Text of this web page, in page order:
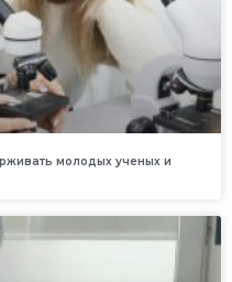
молодых ученых и